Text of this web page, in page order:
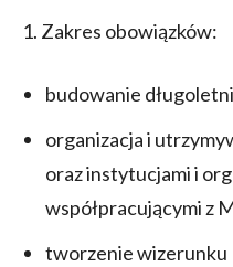
1. Zakres obowiązków:
budowanie
organizacja i
oraz instytucjami i
współpracującymi z
tworzenie wizerunku